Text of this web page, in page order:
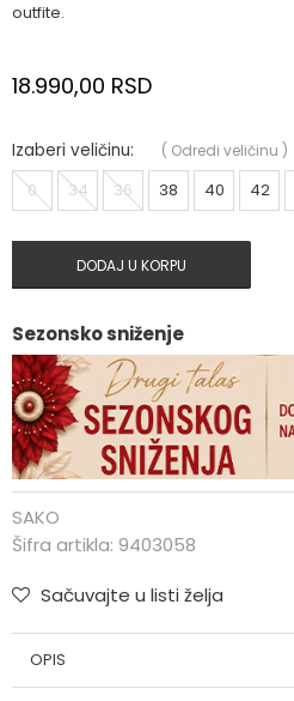
outfite.
18.990,00 RSD
Izaberi veličinu: ( Odredi veličinu )
0 34 36 38 40 42
DODAJ U KORPU
Sezonsko sniženje
SAKO
Šifra artikla: 9403058
Sačuvajte u listi želja
OPIS